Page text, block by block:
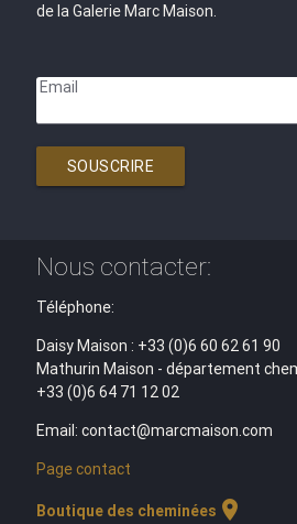
de la Galerie Marc Maison.
Email
SOUSCRIRE
Nous contacter:
Téléphone:
Daisy Maison : +33 (0)6 60 62 61 90
Mathurin Maison - département
+33 (0)6 64 71 12 02
Email: contact@marcmaison.com
Page contact
Boutique des cheminées location_on